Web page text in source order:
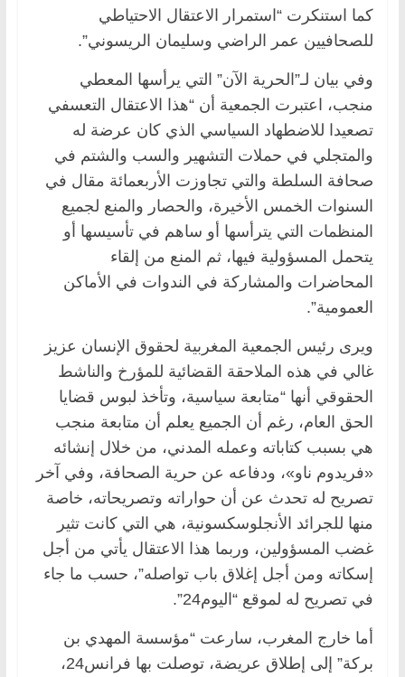
كما استنكرت “استمرار الاعتقال الاحتياطي
للصحافيين عمر الراضي وسليمان الريسوني”.
وفي بيان لـ”الحرية الآن” التي يرأسها المعطي
منجب، اعتبرت الجمعية أن “هذا الاعتقال التعسفي
تصعيدا للاضطهاد السياسي الذي كان عرضة له
والمتجلي في حملات التشهير والسب والشتم في
صحافة السلطة والتي تجاوزت الأربعمائة مقال في
السنوات الخمس الأخيرة، والحصار والمنع لجميع
المنظمات التي يترأسها أو ساهم في تأسيسها أو
يتحمل المسؤولية فيها، ثم المنع من إلقاء
المحاضرات والمشاركة في الندوات في الأماكن
العمومية”.
ويرى رئيس الجمعية المغربية لحقوق الإنسان عزيز
غالي في هذه الملاحقة القضائية للمؤرخ والناشط
الحقوقي أنها “متابعة سياسية، وتأخذ لبوس قضايا
الحق العام، رغم أن الجميع يعلم أن متابعة منجب
هي بسبب كتاباته وعمله المدني، من خلال إنشائه
«فريدوم ناو»، ودفاعه عن حرية الصحافة، وفي آخر
تصريح له تحدث عن أن حواراته وتصريحاته، خاصة
منها للجرائد الأنجلوسكسونية، هي التي كانت تثير
غضب المسؤولين، وربما هذا الاعتقال يأتي من أجل
إسكاته ومن أجل إغلاق باب تواصله”، حسب ما جاء
في تصريح له لموقع “اليوم24”.
أما خارج المغرب، سارعت “مؤسسة المهدي بن
بركة” إلى إطلاق عريضة، توصلت بها فرانس24،